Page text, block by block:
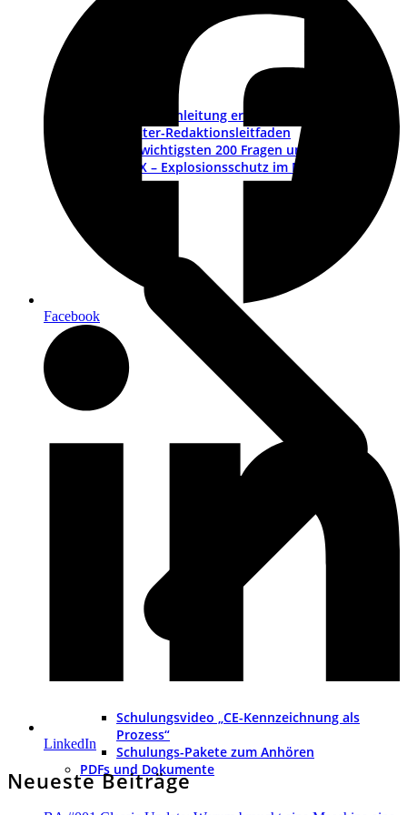
Betriebsanleitung erstellen – ein Leitfaden
Muster-Redaktionsleitfaden
Die wichtigsten 200 Fragen und Antworten
ATEX – Explosionsschutz im Maschinenbau
Schulungen
Schulungsvideo „CE-Kennzeichnung als
Prozess“
Schulungs-Pakete zum Anhören
PDFs und Dokumente
Facebook
LinkedIn
Neueste Beiträge